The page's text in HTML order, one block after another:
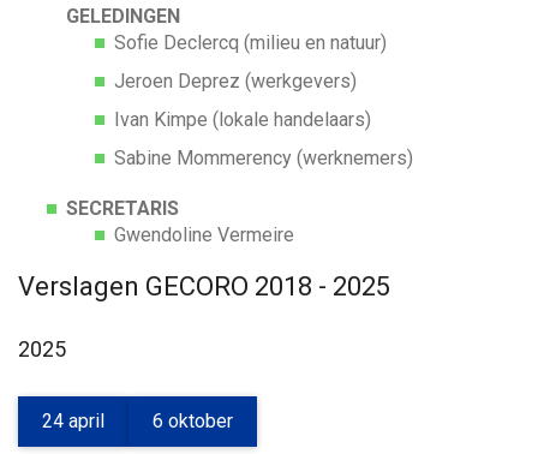
GELEDINGEN
Sofie Declercq (milieu en natuur)
Jeroen Deprez (werkgevers)
Ivan Kimpe (lokale handelaars)
Sabine Mommerency (werknemers)
SECRETARIS
Gwendoline Vermeire
Verslagen GECORO 2018 - 2025
2025
24 april 6 oktober